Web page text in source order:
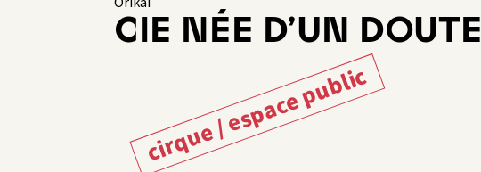
CIE NÉE D’UN DOUTE
cirque / espace public